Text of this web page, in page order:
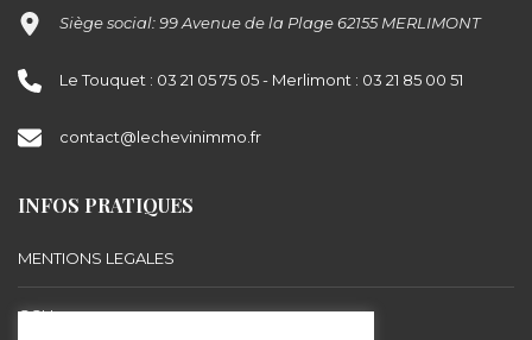
Siège social: 99 Avenue de la Plage 62155 MERLIMONT
Le Touquet : 03 21 05 75 05 - Merlimont : 03 21 85 00 51
contact@lechevinimmo.fr
INFOS PRATIQUES
MENTIONS LEGALES
CGU